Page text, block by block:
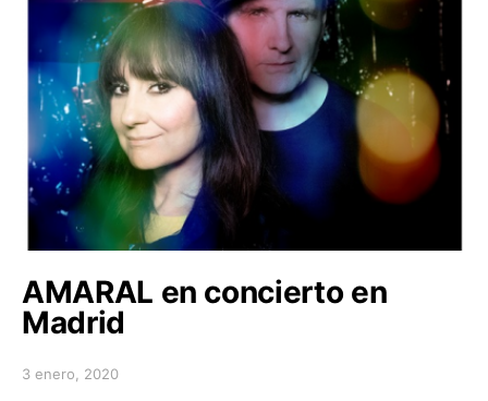
AMARAL en concierto en
Madrid
Posted on
3 enero, 2020